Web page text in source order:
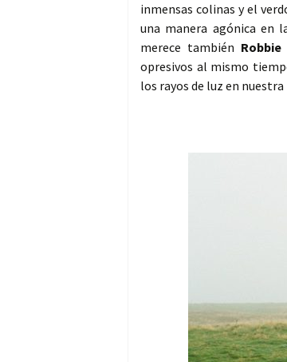
inmensas colinas y el
una manera agónica en
merece también Robbie
opresivos al mismo
los rayos de luz en